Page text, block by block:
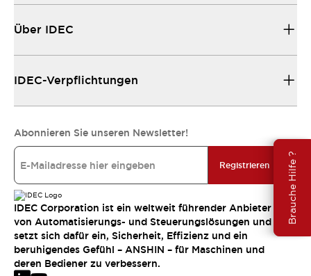
Brauche Hilfe ?
Über IDEC
IDEC-Verpflichtungen
Abonnieren Sie unseren Newsletter!
Registrieren
IDEC Corporation ist ein weltweit führender Anbieter
von Automatisierungs- und Steuerungslösungen und
setzt sich dafür ein, Sicherheit, Effizienz und ein
beruhigendes Gefühl – ANSHIN – für Maschinen und
deren Bediener zu verbessern.